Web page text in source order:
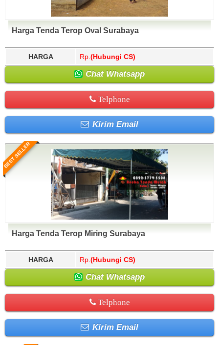
Harga Tenda Terop Oval Surabaya
HARGA Rp. (Hubungi CS)
Chat Whatsapp
Telphone
Kirim Email
BEST SELLER
Harga Tenda Terop Miring Surabaya
HARGA Rp. (Hubungi CS)
Chat Whatsapp
Telphone
Kirim Email